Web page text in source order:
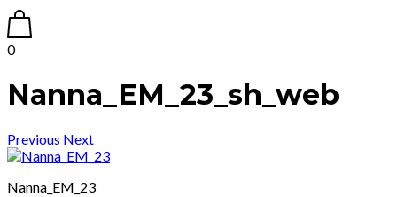
0
Nanna_EM_23_sh_web
Previous Next
Nanna_EM_23